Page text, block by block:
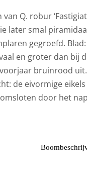
Q. robur
later smal
gegroefd. Blad:
en groter dan bij
bruinrood
de eivormige
door het